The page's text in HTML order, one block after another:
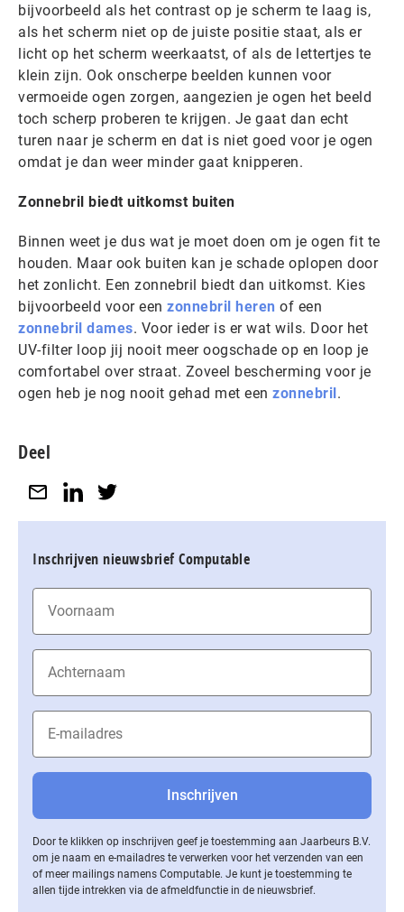
bijvoorbeeld als het contrast op je scherm te laag is,
als het scherm niet op de juiste positie staat, als er
licht op het scherm weerkaatst, of als de lettertjes te
klein zijn. Ook onscherpe beelden kunnen voor
vermoeide ogen zorgen, aangezien je ogen het beeld
toch scherp proberen te krijgen. Je gaat dan echt
turen naar je scherm en dat is niet goed voor je ogen
omdat je dan weer minder gaat knipperen.
Zonnebril biedt uitkomst buiten
Binnen weet je dus wat je moet doen om je ogen fit te
houden. Maar ook buiten kan je schade oplopen door
het zonlicht. Een zonnebril biedt dan uitkomst. Kies
bijvoorbeeld voor een zonnebril heren of een
zonnebril dames. Voor ieder is er wat wils. Door het
UV-filter loop jij nooit meer oogschade op en loop je
comfortabel over straat. Zoveel bescherming voor je
ogen heb je nog nooit gehad met een zonnebril.
Deel
Inschrijven nieuwsbrief Computable
Door te klikken op inschrijven geef je toestemming aan Jaarbeurs B.V.
om je naam en e-mailadres te verwerken voor het verzenden van een
of meer mailings namens Computable. Je kunt je toestemming te
allen tijde intrekken via de af­meld­func­tie in de nieuwsbrief.